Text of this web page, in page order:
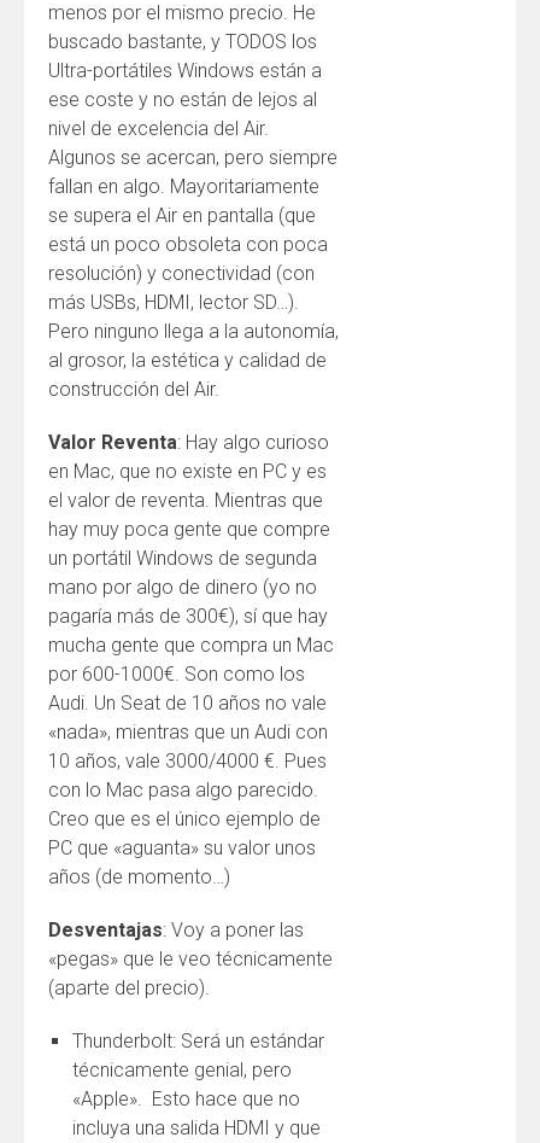
menos por el mismo precio. He
buscado bastante, y TODOS los
Ultra-portátiles Windows están a
ese coste y no están de lejos al
nivel de excelencia del Air.
Algunos se acercan, pero siempre
fallan en algo. Mayoritariamente
se supera el Air en pantalla (que
está un poco obsoleta con poca
resolución) y conectividad (con
más USBs, HDMI, lector SD…).
Pero ninguno llega a la autonomía,
al grosor, la estética y calidad de
construcción del Air.
Valor Reventa: Hay algo curioso
en Mac, que no existe en PC y es
el valor de reventa. Mientras que
hay muy poca gente que compre
un portátil Windows de segunda
mano por algo de dinero (yo no
pagaría más de 300€), sí que hay
mucha gente que compra un Mac
por 600-1000€. Son como los
Audi. Un Seat de 10 años no vale
«nada», mientras que un Audi con
10 años, vale 3000/4000 €. Pues
con lo Mac pasa algo parecido.
Creo que es el único ejemplo de
PC que «aguanta» su valor unos
años (de momento…)
Desventajas: Voy a poner las
«pegas» que le veo técnicamente
(aparte del precio).
Thunderbolt: Será un estándar
técnicamente genial, pero
«Apple». Esto hace que no
incluya una salida HDMI y que